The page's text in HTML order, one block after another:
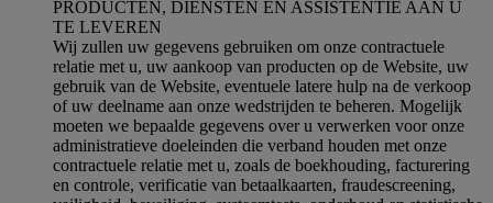
PRODUCTEN, DIENSTEN EN ASSISTENTIE AAN U
TE LEVEREN
Wij zullen uw gegevens gebruiken om onze contractuele
relatie met u, uw aankoop van producten op de Website, uw
gebruik van de Website, eventuele latere hulp na de verkoop
of uw deelname aan onze wedstrijden te beheren. Mogelijk
moeten we bepaalde gegevens over u verwerken voor onze
administratieve doeleinden die verband houden met onze
contractuele relatie met u, zoals de boekhouding, facturering
en controle, verificatie van betaalkaarten, fraudescreening,